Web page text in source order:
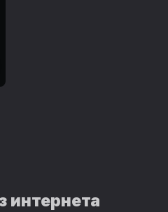
интернета